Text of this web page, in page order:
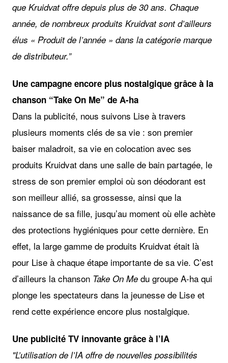
que Kruidvat offre depuis plus de 30 ans. Chaque
année, de nombreux produits Kruidvat sont d’ailleurs
élus « Produit de l’année » dans la catégorie marque
de distributeur.”
Une campagne encore plus nostalgique grâce à la
chanson “Take On Me” de A-ha
Dans la publicité, nous suivons Lise à travers
plusieurs moments clés de sa vie : son premier
baiser maladroit, sa vie en colocation avec ses
produits Kruidvat dans une salle de bain partagée, le
stress de son premier emploi où son déodorant est
son meilleur allié, sa grossesse, ainsi que la
naissance de sa fille, jusqu’au moment où elle achète
des protections hygiéniques pour cette dernière. En
effet, la large gamme de produits Kruidvat était là
pour Lise à chaque étape importante de sa vie. C’est
d’ailleurs la chanson Take On Me du groupe A-ha qui
plonge les spectateurs dans la jeunesse de Lise et
rend cette expérience encore plus nostalgique.
Une publicité TV innovante grâce à l’IA
"L’utilisation de l’IA offre de nouvelles possibilités